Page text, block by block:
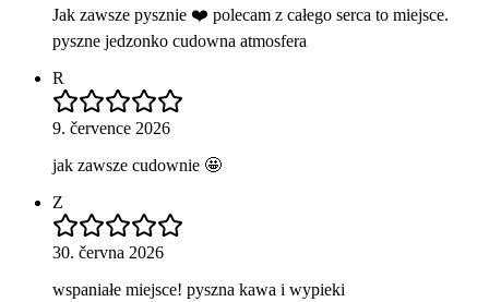
Jak zawsze pysznie ❤️ polecam z całego serca to miejsce.
pyszne jedzonko cudowna atmosfera
R
9. července 2026
jak zawsze cudownie 🤩
Z
30. června 2026
wspaniałe miejsce! pyszna kawa i wypieki